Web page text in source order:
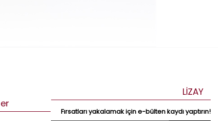
LİZAY
Fırsatları yakalamak için e-bülten kaydı yaptırın!